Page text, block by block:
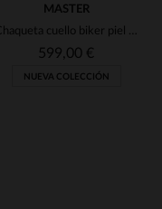
MASTER
Chaqueta cuello biker piel amarillo dorado
599,00 €
NUEVA COLECCIÓN